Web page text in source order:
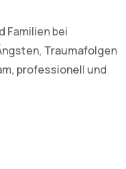
Familien bei
Traumafolgen
professionell und